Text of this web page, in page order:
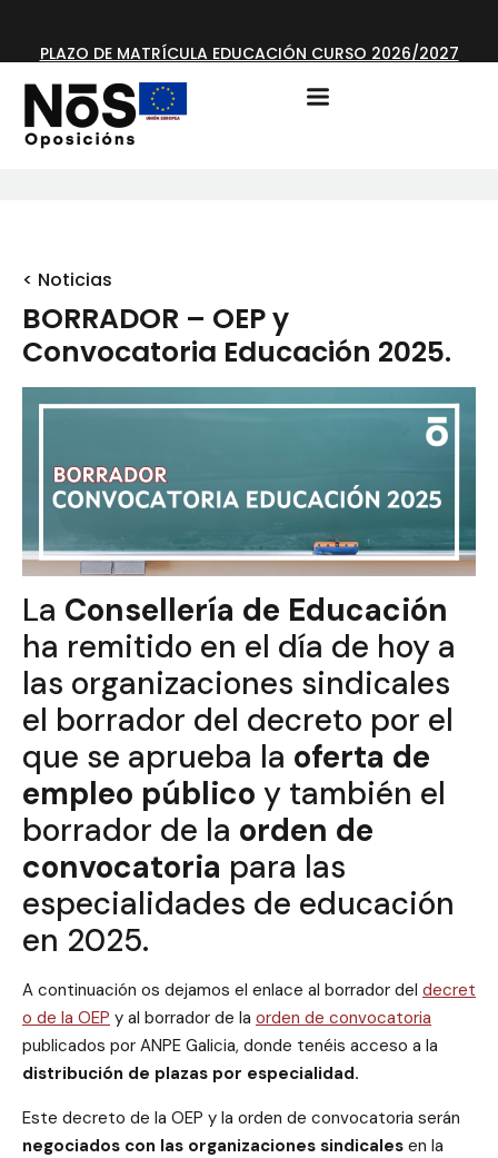
PLAZO DE MATRÍCULA EDUCACIÓN CURSO 2026/2027
< Noticias
BORRADOR – OEP y
Convocatoria Educación 2025.
La Consellería de Educación
ha remitido en el día de hoy a
las organizaciones sindicales
el borrador del decreto por el
que se aprueba la oferta de
empleo público y también el
borrador de la orden de
convocatoria para las
especialidades de educación
en 2025.
A continuación os dejamos el enlace al borrador del decret
o de la OEP y al borrador de la orden de convocatoria
publicados por ANPE Galicia, donde tenéis acceso a la
distribución de plazas por especialidad.
Este decreto de la OEP y la orden de convocatoria serán
negociados con las organizaciones sindicales en la